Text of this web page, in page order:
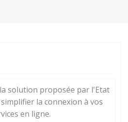
solution proposée par l'Etat
la connexion à vos
en ligne.